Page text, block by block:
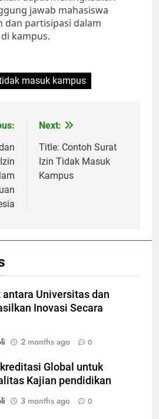
jawab mahasiswa
dan partisipasi dalam
kampus.
masuk kampus
Next:
Title: Contoh Surat
Izin Tidak Masuk
Kampus
Universitas dan
Inovasi Secara
2 months ago 0
Global untuk
Kajian pendidikan
3 months ago 0